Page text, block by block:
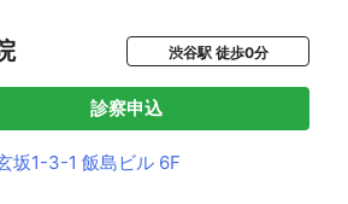
渋谷駅 徒歩0分
診察申込
坂1-3-1 飯島ビル 6F